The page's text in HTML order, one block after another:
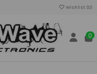
Wishlist (0)
0